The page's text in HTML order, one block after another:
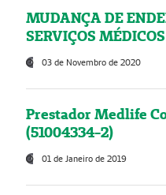
MUDANÇA DE
SERVIÇOS
03 de Novembro de 2020
Prestador Medlife
(51004334-2)
01 de Janeiro de 2019